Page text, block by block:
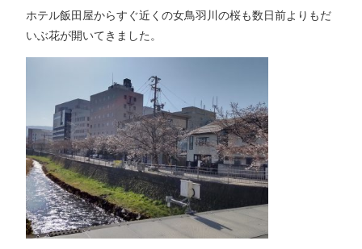
ホテル飯田屋からすぐ近くの女鳥羽川の桜も数日前よりもだ
いぶ花が開いてきました。